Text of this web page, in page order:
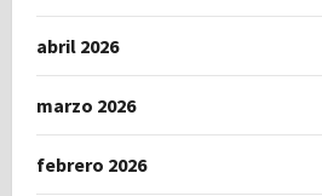
abril 2026
marzo 2026
febrero 2026